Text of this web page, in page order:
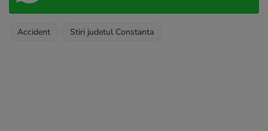
Accident Stiri judetul Constanta